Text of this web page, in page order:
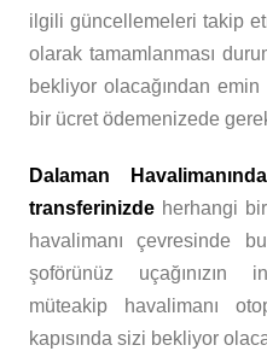
ilgili güncellemeleri takip
olarak tamamlanması
bekliyor olacağından
bir ücret ödemenizede
Dalaman
transferinizde herhangi
havalimanı çevresinde
şoförünüz uçağınızın
müteakip havalimanı
kapısında sizi bekliyor